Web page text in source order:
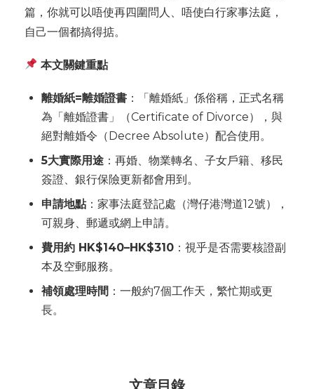
篇，你就可以唔使再四圍問人、唔使白行家事法庭，
自己一個都搞得掂。
本文關鍵重點
離婚紙=離婚證書 ：「離婚紙」係俗稱，正式名稱
為「離婚證書」（Certificate of Divorce），與
絕對離婚令（Decree Absolute）配合使用。
5大實際用途 ：再婚、物業轉名、子女戶籍、移民
簽證、銀行保險更新都會用到。
申請地點 ：家事法庭登記處（灣仔港灣道12號），
可親身、郵遞或網上申請。
費用約 HK$140–HK$310 ：視乎是否需要核證副
本及空郵服務。
補領處理時間 ：一般約7個工作天，繁忙期或更
長。
文章目錄